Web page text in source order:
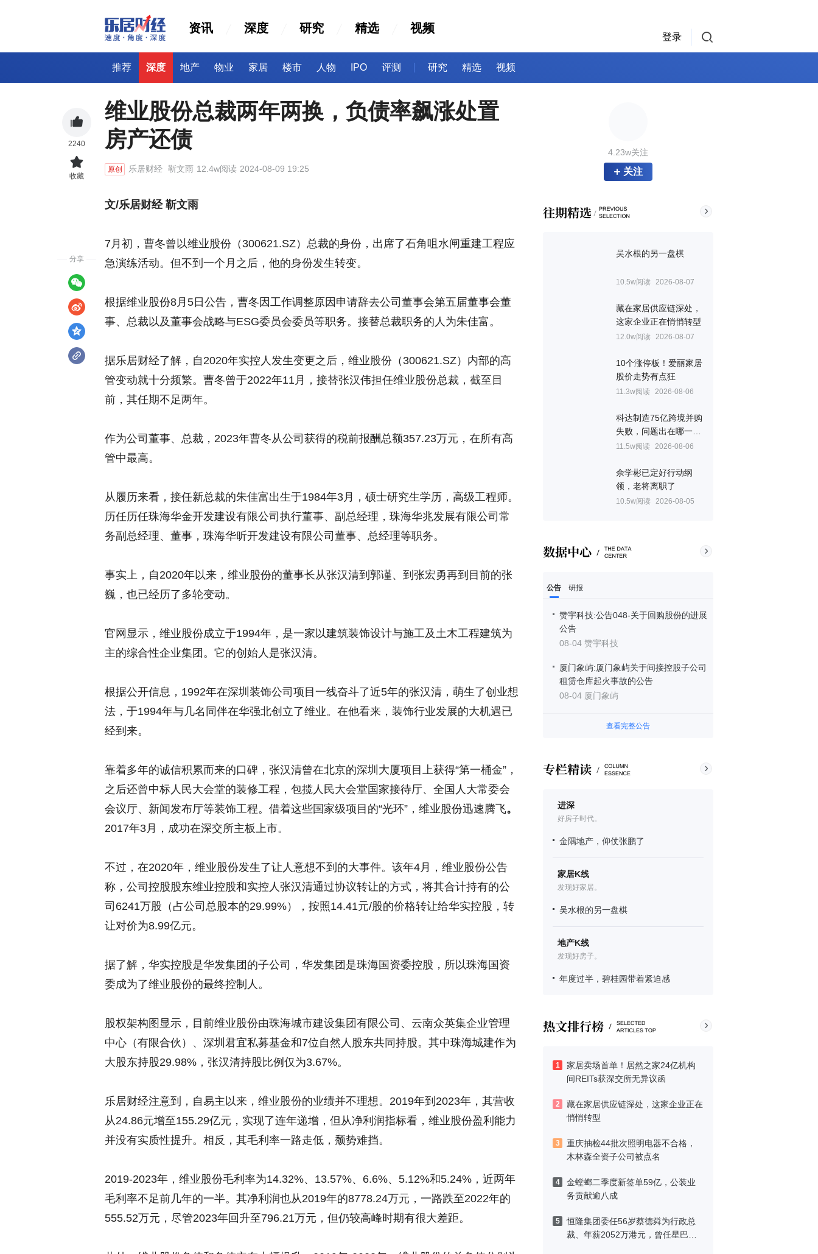
资讯 深度 研究 精选 视频
登录
推荐 深度 地产 物业 家居 楼市 人物 IPO 评测 研究 精选 视频
4.23w关注
关注
吴水根的另一盘棋
10.5w阅读 2026-08-07
藏在家居供应链深处，
这家企业正在悄悄转型
12.0w阅读 2026-08-07
10个涨停板！爱丽家居
股价走势有点狂
11.3w阅读 2026-08-06
科达制造75亿跨境并购
失败，问题出在哪一
关？
11.5w阅读 2026-08-06
佘学彬已定好行动纲
领，老将离职了
10.5w阅读 2026-08-05
公告 研报
赞宇科技:公告048-关于回购股份的进展
公告
08-04 赞宇科技
厦门象屿:厦门象屿关于间接控股子公司
租赁仓库起火事故的公告
08-04 厦门象屿
查看完整公告
进深
好房子时代。
金隅地产，仰仗张鹏了
家居K线
发现好家居。
吴水根的另一盘棋
地产K线
发现好房子。
年度过半，碧桂园带着紧迫感
1
家居卖场首单！居然之家24亿机构
间REITs获深交所无异议函
2
藏在家居供应链深处，这家企业正在
悄悄转型
3
重庆抽检44批次照明电器不合格，
木林森全资子公司被点名
4
金螳螂二季度新签单59亿，公装业
务贡献逾八成
5
恒隆集团委任56岁蔡德粦为行政总
裁、年薪2052万港元，曾任星巴克
维业股份总裁两年两换，负债率飙涨处置
房产还债
原创 乐居财经 靳文雨 12.4w阅读 2024-08-09 19:25
文/乐居财经 靳文雨
7月初，曹冬曾以维业股份（300621.SZ）总裁的身份，出席了石角咀水闸重建工程应
急演练活动。但不到一个月之后，他的身份发生转变。
根据维业股份8月5日公告，曹冬因工作调整原因申请辞去公司董事会第五届董事会董
事、总裁以及董事会战略与ESG委员会委员等职务。接替总裁职务的人为朱佳富。
据乐居财经了解，自2020年实控人发生变更之后，维业股份（300621.SZ）内部的高
管变动就十分频繁。曹冬曾于2022年11月，接替张汉伟担任维业股份总裁，截至目
前，其任期不足两年。
作为公司董事、总裁，2023年曹冬从公司获得的税前报酬总额357.23万元，在所有高
管中最高。
从履历来看，接任新总裁的朱佳富出生于1984年3月，硕士研究生学历，高级工程师。
历任历任珠海华金开发建设有限公司执行董事、副总经理，珠海华兆发展有限公司常
务副总经理、董事，珠海华昕开发建设有限公司董事、总经理等职务。
事实上，自2020年以来，维业股份的董事长从张汉清到郭谨、到张宏勇再到目前的张
巍，也已经历了多轮变动。
官网显示，维业股份成立于1994年，是一家以建筑装饰设计与施工及土木工程建筑为
主的综合性企业集团。它的创始人是张汉清。
根据公开信息，1992年在深圳装饰公司项目一线奋斗了近5年的张汉清，萌生了创业想
法，于1994年与几名同伴在华强北创立了维业。在他看来，装饰行业发展的大机遇已
经到来。
靠着多年的诚信积累而来的口碑，张汉清曾在北京的深圳大厦项目上获得“第一桶金”，
之后还曾中标人民大会堂的装修工程，包揽人民大会堂国家接待厅、全国人大常委会
会议厅、新闻发布厅等装饰工程。借着这些国家级项目的“光环”，维业股份迅速腾飞。
2017年3月，成功在深交所主板上市。
不过，在2020年，维业股份发生了让人意想不到的大事件。该年4月，维业股份公告
称，公司控股股东维业控股和实控人张汉清通过协议转让的方式，将其合计持有的公
司6241万股（占公司总股本的29.99%），按照14.41元/股的价格转让给华实控股，转
让对价为8.99亿元。
据了解，华实控股是华发集团的子公司，华发集团是珠海国资委控股，所以珠海国资
委成为了维业股份的最终控制人。
股权架构图显示，目前维业股份由珠海城市建设集团有限公司、云南众英集企业管理
中心（有限合伙）、深圳君宜私募基金和7位自然人股东共同持股。其中珠海城建作为
大股东持股29.98%，张汉清持股比例仅为3.67%。
乐居财经注意到，自易主以来，维业股份的业绩并不理想。2019年到2023年，其营收
从24.86元增至155.29亿元，实现了连年递增，但从净利润指标看，维业股份盈利能力
并没有实质性提升。相反，其毛利率一路走低，颓势难挡。
2019-2023年，维业股份毛利率为14.32%、13.57%、6.6%、5.12%和5.24%，近两年
毛利率不足前几年的一半。其净利润也从2019年的8778.24万元，一路跌至2022年的
555.52万元，尽管2023年回升至796.21万元，但仍较高峰时期有很大差距。
2240
收藏
分享